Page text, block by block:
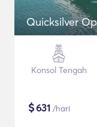
Quicksilver
Konsol Tengah
$631 /hari